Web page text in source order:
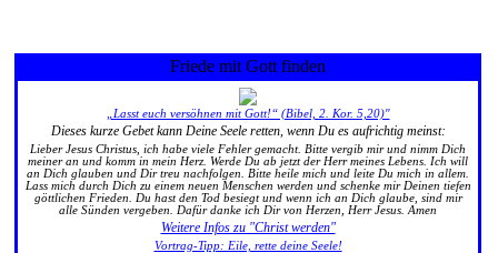
Friede mit Gott finden
„Lasst euch versöhnen mit Gott!“ (Bibel, 2. Kor. 5,20)"
Dieses kurze Gebet kann Deine Seele retten, wenn Du es aufrichtig meinst:
Lieber Jesus Christus, ich habe viele Fehler gemacht. Bitte vergib mir und nimm Dich
meiner an und komm in mein Herz. Werde Du ab jetzt der Herr meines Lebens. Ich will
an Dich glauben und Dir treu nachfolgen. Bitte heile mich und leite Du mich in allem.
Lass mich durch Dich zu einem neuen Menschen werden und schenke mir Deinen tiefen
göttlichen Frieden. Du hast den Tod besiegt und wenn ich an Dich glaube, sind mir
alle Sünden vergeben. Dafür danke ich Dir von Herzen, Herr Jesus. Amen
Weitere Infos zu "Christ werden"
Vortrag-Tipp: Eile, rette deine Seele!